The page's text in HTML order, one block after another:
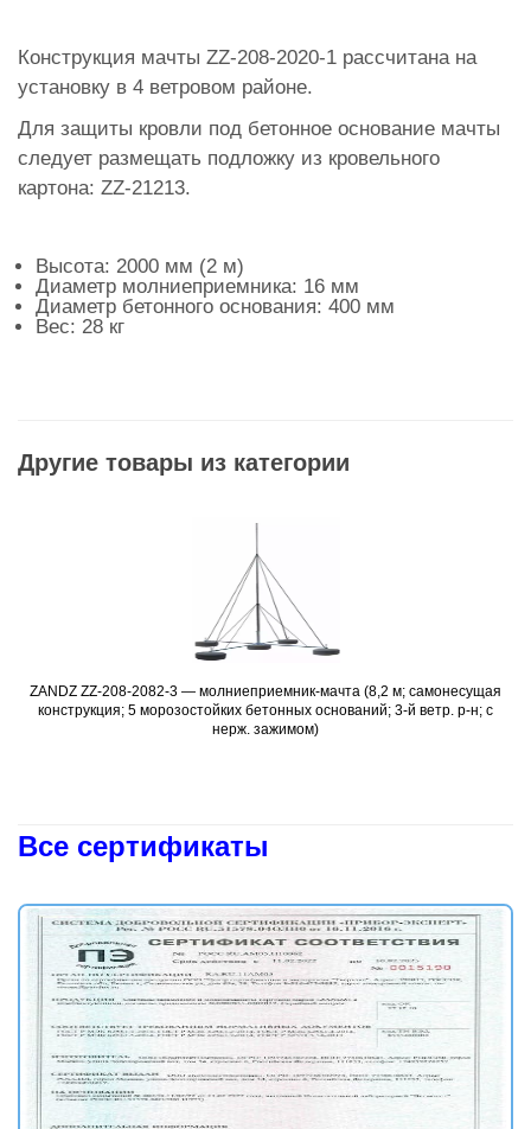
Конструкция мачты ZZ-208-2020-1 рассчитана на
установку в 4 ветровом районе.
Для защиты кровли под бетонное основание мачты
следует размещать подложку из кровельного
картона: ZZ-21213.
Высота: 2000 мм (2 м)
Диаметр молниеприемника: 16 мм
Диаметр бетонного основания: 400 мм
Вес: 28 кг
Другие товары из категории
Подробнее
ZANDZ ZZ-208-2082-3 — молниеприемник-мачта (8,2 м; самонесущая
конструкция; 5 морозостойких бетонных оснований; 3-й ветр. р-н; с
нерж. зажимом)
Все сертификаты